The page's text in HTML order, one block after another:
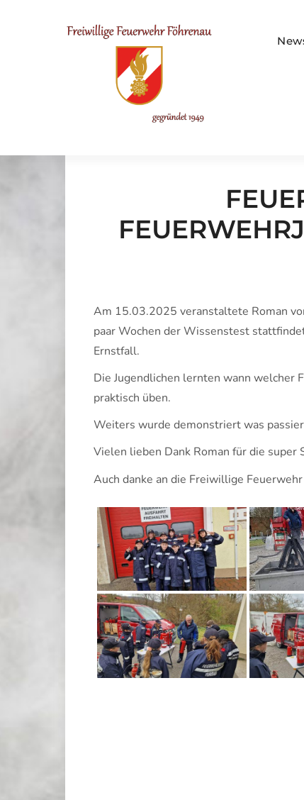
FF
Am 15.03.2025 veranstaltete Roman
paar Wochen der Wissenstest
Ernstfall.
Die Jugendlichen lernten wann welcher
praktisch üben.
Weiters wurde demonstriert was
Vielen lieben Dank Roman für die super
Auch danke an die Freiwillige